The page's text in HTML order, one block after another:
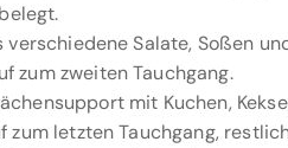
Salate, Soßen
zum zweiten Tauchgang.
mit Kuchen,
zum letzten Tauchgang,